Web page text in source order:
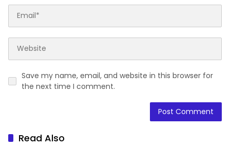
Save my name, email, and website in this browser for
the next time I comment.
Read Also